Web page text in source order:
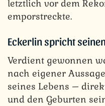
letztlich vor dem
emporstreckte.
Eckerlin spricht
Verdient gewonnen
nach eigener
seines Lebens –
und den Geburten